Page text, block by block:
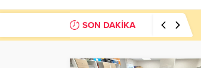
SON DAKİKA